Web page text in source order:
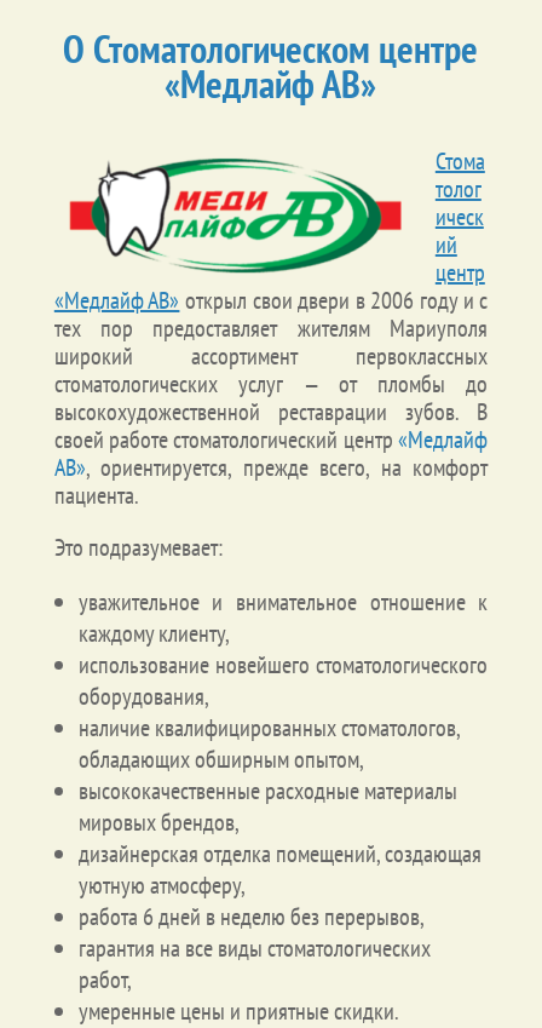
О Стоматологическом центре
«Медлайф АВ»
Стома
толог
ическ
ий
центр
«Медлайф АВ» открыл свои двери в 2006 году и с
тех пор предоставляет жителям Мариуполя
широкий ассортимент первоклассных
стоматологических услуг — от пломбы до
высокохудожественной реставрации зубов. В
своей работе стоматологический центр«Медлайф
АВ», ориентируется, прежде всего, на комфорт
пациента.
Это подразумевает:
уважительное и внимательное отношение к
каждому клиенту,
использование новейшего стоматологического
оборудования,
наличие квалифицированных стоматологов,
обладающих обширным опытом,
высококачественные расходные материалы
мировых брендов,
дизайнерская отделка помещений, создающая
уютную атмосферу,
работа 6 дней в неделю без перерывов,
гарантия на все виды стоматологических
работ,
умеренные цены и приятные скидки.